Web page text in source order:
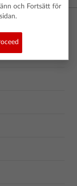
och Fortsätt för